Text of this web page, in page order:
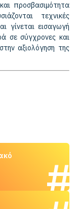
προσβασιμότητα
τεχνικές
γίνεται εισαγωγή
σε σύγχρονες και
αξιολόγηση της